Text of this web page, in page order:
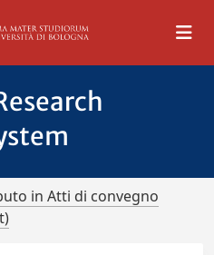
in Atti di convegno